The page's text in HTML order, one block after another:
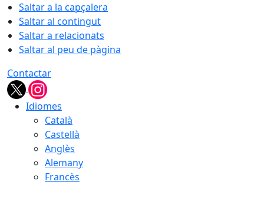
Saltar a la capçalera
Saltar al contingut
Saltar a relacionats
Saltar al peu de pàgina
Contactar
Idiomes
Català
Castellà
Anglès
Alemany
Francès